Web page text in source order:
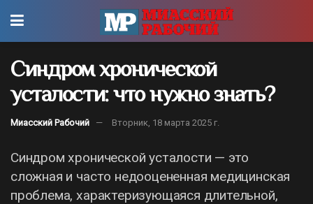
Синдром хронической
усталости: что нужно знать?
Миасский Рабочий Вторник, 18 марта 2025 г.
Синдром хронической усталости — это
сложная и часто недооцененная медицинская
проблема, характеризующаяся длительной,